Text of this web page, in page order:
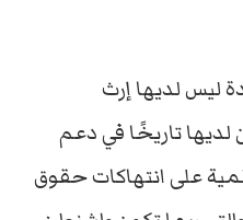
ليس لديها إرث
لديها تاريخًا في دعم
على انتهاكات حقوق